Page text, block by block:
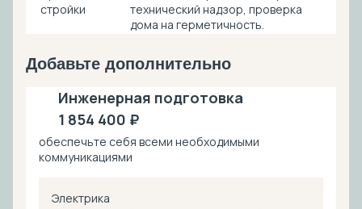
стройки
технический надзор, проверка
дома на герметичность.
Добавьте дополнительно
Инженерная подготовка
1 854 400 ₽
обеспечьте себя всеми необходимыми
коммуникациями
Электрика